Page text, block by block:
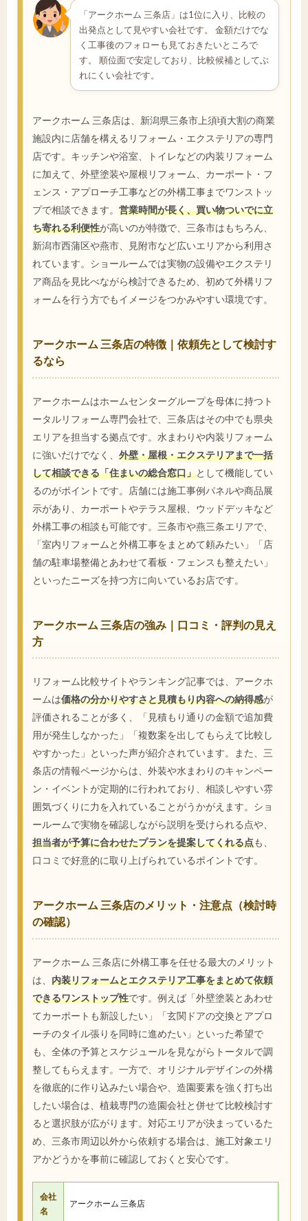
「アークホーム 三条店」は1位に入り、比較の
出発点として見やすい会社です。 金額だけでな
く工事後のフォローも見ておきたいところで
す。 順位面で安定しており、比較候補としてぶ
れにくい会社です。
アークホーム 三条店は、新潟県三条市上須頃大割の商業
施設内に店舗を構えるリフォーム・エクステリアの専門
店です。キッチンや浴室、トイレなどの内装リフォーム
に加えて、外壁塗装や屋根リフォーム、カーポート・フ
ェンス・アプローチ工事などの外構工事までワンストッ
プで相談できます。 営業時間が長く、買い物ついでに立
ち寄れる利便性が高いのが特徴で、三条市はもちろん、
新潟市西蒲区や燕市、見附市など広いエリアから利用さ
れています。ショールームでは実物の設備やエクステリ
ア商品を見比べながら検討できるため、初めて外構リフ
ォームを行う方でもイメージをつかみやすい環境です。
アークホーム 三条店の特徴｜依頼先として検討す
るなら
アークホームはホームセンターグループを母体に持つト
ータルリフォーム専門会社で、三条店はその中でも県央
エリアを担当する拠点です。水まわりや内装リフォーム
に強いだけでなく、 外壁・屋根・エクステリアまで一括
して相談できる「住まいの総合窓口」として機能してい
るのがポイントです。店舗には施工事例パネルや商品展
示があり、カーポートやテラス屋根、ウッドデッキなど
外構工事の相談も可能です。三条市や燕三条エリアで、
「室内リフォームと外構工事をまとめて頼みたい」「店
舗の駐車場整備とあわせて看板・フェンスも整えたい」
といったニーズを持つ方に向いているお店です。
アークホーム 三条店の強み｜口コミ・評判の見え
方
リフォーム比較サイトやランキング記事では、アークホ
ームは価格の分かりやすさと見積もり内容への納得感が
評価されることが多く、「見積もり通りの金額で追加費
用が発生しなかった」「複数案を出してもらえて比較し
やすかった」といった声が紹介されています。また、三
条店の情報ページからは、外装や水まわりのキャンペー
ン・イベントが定期的に行われており、相談しやすい雰
囲気づくりに力を入れていることがうかがえます。ショ
ールームで実物を確認しながら説明を受けられる点や、
担当者が予算に合わせたプランを提案してくれる点も、
口コミで好意的に取り上げられているポイントです。
アークホーム 三条店のメリット・注意点（検討時
の確認）
アークホーム 三条店に外構工事を任せる最大のメリット
は、 内装リフォームとエクステリア工事をまとめて依頼
できるワンストップ性です。例えば「外壁塗装とあわせ
てカーポートも新設したい」「玄関ドアの交換とアプロ
ーチのタイル張りを同時に進めたい」といった希望で
も、全体の予算とスケジュールを見ながらトータルで調
整してもらえます。一方で、オリジナルデザインの外構
を徹底的に作り込みたい場合や、造園要素を強く打ち出
したい場合は、植栽専門の造園会社と併せて比較検討す
ると選択肢が広がります。対応エリアが決まっているた
め、三条市周辺以外から依頼する場合は、施工対象エリ
アかどうかを事前に確認しておくと安心です。
会社
名
アークホーム 三条店